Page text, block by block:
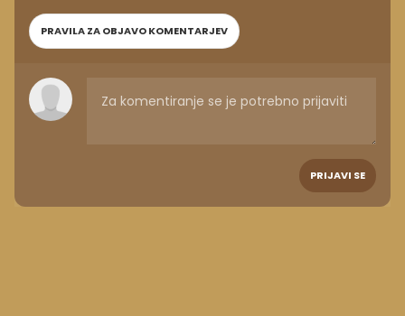
PRAVILA ZA OBJAVO KOMENTARJEV
PRIJAVI SE